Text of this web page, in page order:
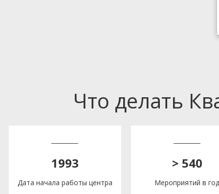
Что делать
1993
Дата начала работы центра
> 540
Мероприятий в год